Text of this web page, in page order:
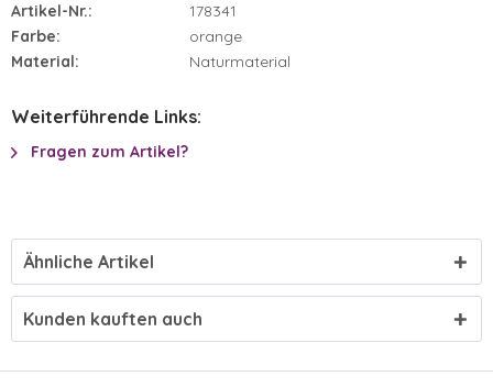
Artikel-Nr.:
178341
Farbe:
orange
Material:
Naturmaterial
Weiterführende Links:
Fragen zum Artikel?
Ähnliche Artikel
Kunden kauften auch